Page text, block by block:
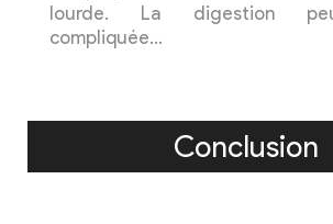
lourde. La digestion
compliquée…
Conclusion